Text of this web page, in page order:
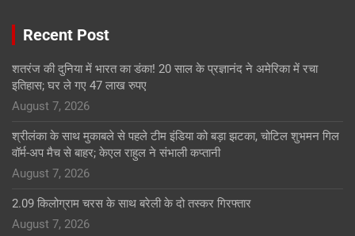
Recent Post
शतरंज की दुनिया में भारत का डंका! 20 साल के प्रज्ञानंद ने अमेरिका में रचा
इतिहास; घर ले गए 47 लाख रुपए
August 7, 2026
श्रीलंका के साथ मुकाबले से पहले टीम इंडिया को बड़ा झटका, चोटिल शुभमन गिल
वॉर्म-अप मैच से बाहर; केएल राहुल ने संभाली कप्तानी
August 7, 2026
2.09 किलोग्राम चरस के साथ बरेली के दो तस्कर गिरफ्तार
August 7, 2026